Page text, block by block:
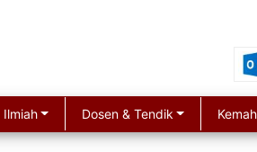
Ilmiah Dosen & Tendik